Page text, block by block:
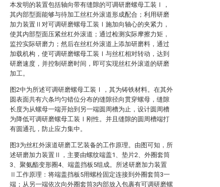
本发明的装置包括轴向带有缝隙的可调研磨螺母工装Ⅰ，
其内部型面能够与待加工丝杠外滚道形成配合；利用研磨
加力装置Ⅱ对可调研磨螺母工装Ⅰ施加向轴心的夹紧力，
使其内部型面压紧丝杠外滚道；通过检测实际摩擦力矩，
监控实际研磨力；然后在丝杠外滚道上添加研磨料，通过
加载机构，使可调研磨螺母工装Ⅰ与丝杠相对转动，达到
研磨速度，并控制研磨时间，即可实现丝杠外滚道的研磨
加工。
图2中为所述可调研磨螺母工装Ⅰ，其为铸铁材料。在其外
圆表面共有六条均匀错位分布的缝隙径向贯穿螺母，缝隙
长度为从螺母一端开始到另一端圆周槽为止，设计圆周槽
为降低可调研磨螺母工装Ⅰ刚性。并且缝隙的圆周槽端打
有圆通孔，防止应力集中。
图3为丝杠外滚道研磨工艺装备的工作原理。由图可知，所
述研磨加力装置Ⅱ，主要由螺纹端盖1、垫片2、外圈套筒
3、聚氨酯变形圈4、端盖挡板5组成。所述研磨加力装置
Ⅱ工作原理：将端盖挡板5用螺栓固定连接到外圈套筒3一
端；从另一端依次向外圈套筒3内部放入包裹有可调研磨螺